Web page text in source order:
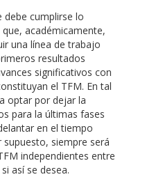
debe cumplirse lo
académicamente,
una línea de trabajo
resultados
significativos con
el TFM. En tal
optar por dejar la
para la últimas fases
en el tiempo
siempre será
independientes entre
así se desea.